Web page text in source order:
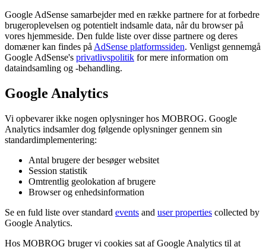
Google AdSense samarbejder med en række partnere for at forbedre
brugeroplevelsen og potentielt indsamle data, når du browser på
vores hjemmeside. Den fulde liste over disse partnere og deres
domæner kan findes på AdSense platformssiden. Venligst gennemgå
Google AdSense's privatlivspolitik for mere information om
dataindsamling og -behandling.
Google Analytics
Vi opbevarer ikke nogen oplysninger hos MOBROG. Google
Analytics indsamler dog følgende oplysninger gennem sin
standardimplementering:
Antal brugere der besøger websitet
Session statistik
Omtrentlig geolokation af brugere
Browser og enhedsinformation
Se en fuld liste over standard events and user properties collected by
Google Analytics.
Hos MOBROG bruger vi cookies sat af Google Analytics til at